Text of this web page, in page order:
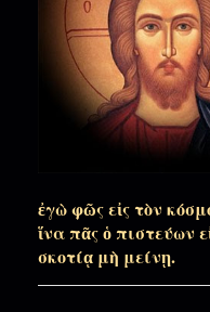
ἐγὼ φῶς εἰς τὸν
ἵνα πᾶς ὁ πιστεύων
σκοτίᾳ μὴ μείνῃ.